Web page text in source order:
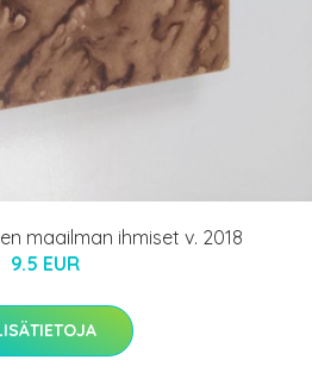
maailman ihmiset v. 2018
9.5 EUR